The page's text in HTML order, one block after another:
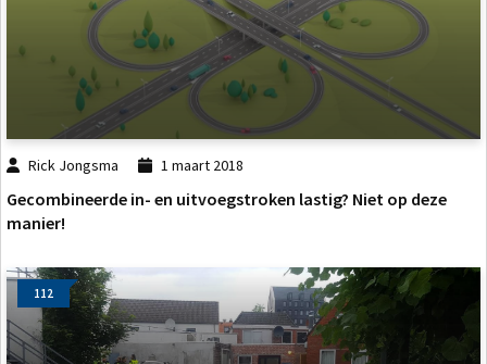
Rick Jongsma 1 maart 2018
Gecombineerde in- en uitvoegstroken lastig? Niet op deze
manier!
112